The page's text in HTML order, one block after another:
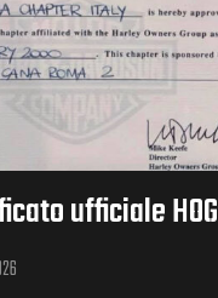
ufficiale HOG